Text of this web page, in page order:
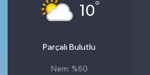
10°
Parçalı Bulutlu
Nem: %60